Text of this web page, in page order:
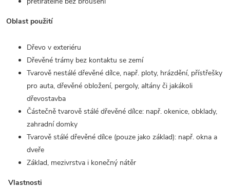
Oblast použití
Dřevo v exteriéru
Dřevěné trámy bez kontaktu se zemí
Tvarově nestálé dřevěné dílce, např. ploty, hrázdění, přístřešky
pro auta, dřevěné obložení, pergoly, altány či jakákoli
dřevostavba
Částečně tvarově stálé dřevěné dílce: např. okenice, obklady,
zahradní domky
Tvarově stálé dřevěné dílce (pouze jako základ): např. okna a
dveře
Základ, mezivrstva i konečný nátěr
Vlastnosti